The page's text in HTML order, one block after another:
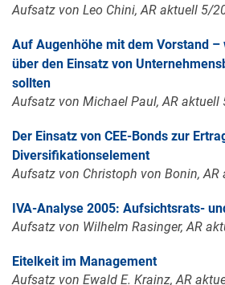
Aufsatz von Leo Chini, AR aktuell 5/
Auf Augenhöhe mit dem Vorstand
über den Einsatz von
sollten
Aufsatz von Michael Paul, AR aktuell
Der Einsatz von CEE-Bonds zur
Diversifikationselement
Aufsatz von Christoph von Bonin,
IVA-Analyse 2005: Aufsichtsrats-
Aufsatz von Wilhelm Rasinger, AR
Eitelkeit im Management
Aufsatz von Ewald E. Krainz, AR